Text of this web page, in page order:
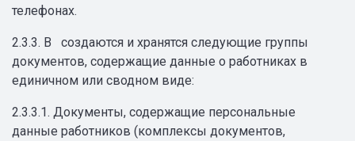
телефонах.
2.3.3. В создаются и хранятся следующие группы
документов, содержащие данные о работниках в
единичном или сводном виде:
2.3.3.1. Документы, содержащие персональные
данные работников (комплексы документов,